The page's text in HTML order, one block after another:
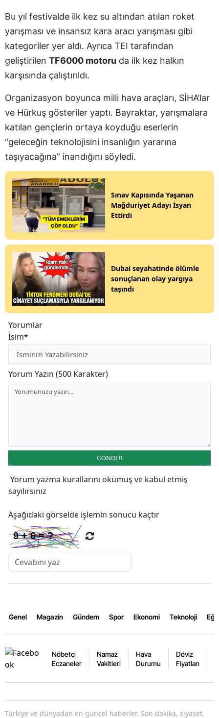
Bu yıl festivalde ilk kez su altından atılan roket
yarışması ve insansız kara aracı yarışması gibi
kategoriler yer aldı. Ayrıca TEI tarafından
geliştirilen TF6000 motoru da ilk kez halkın
karşısında çalıştırıldı.
Organizasyon boyunca milli hava araçları, SİHA’lar
ve Hürkuş gösteriler yaptı. Bayraktar, yarışmalara
katılan gençlerin ortaya koyduğu eserlerin
“geleceğin teknolojisini insanlığın yararına
taşıyacağına” inandığını söyledi.
Sınav Kapısında Yaşanan
Mağduriyet Adayı İsyan
Ettirdi
Dubai seyahatinde ölümle
sonuçlanan olay yargıya
taşındı
Yorumlar
İsim*
Yorum Yazın (500 Karakter)
GÖNDER
Yorum yazma kurallarını okumuş ve kabul etmiş
sayılırsınız
Aşağıdaki görselde işlemin sonucu kaçtır
Genel Magazin Gündem Spor Ekonomi Teknoloji
Nöbetçi
Eczaneler
Namaz
Vakitleri
Hava
Durumu
Döviz
Fiyatları
Türkiye ve dünyadan en güncel haberler. Son dakika, siyaset,